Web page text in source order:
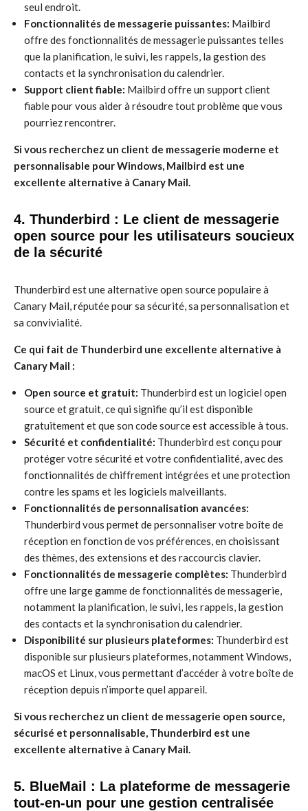
seul endroit.
Fonctionnalités de messagerie puissantes: Mailbird
offre des fonctionnalités de messagerie puissantes telles
que la planification, le suivi, les rappels, la gestion des
contacts et la synchronisation du calendrier.
Support client fiable: Mailbird offre un support client
fiable pour vous aider à résoudre tout problème que vous
pourriez rencontrer.
Si vous recherchez un client de messagerie moderne et
personnalisable pour Windows, Mailbird est une
excellente alternative à Canary Mail.
4. Thunderbird : Le client de messagerie
open source pour les utilisateurs soucieux
de la sécurité
Thunderbird est une alternative open source populaire à
Canary Mail, réputée pour sa sécurité, sa personnalisation et
sa convivialité.
Ce qui fait de Thunderbird une excellente alternative à
Canary Mail :
Open source et gratuit: Thunderbird est un logiciel open
source et gratuit, ce qui signifie qu’il est disponible
gratuitement et que son code source est accessible à tous.
Sécurité et confidentialité: Thunderbird est conçu pour
protéger votre sécurité et votre confidentialité, avec des
fonctionnalités de chiffrement intégrées et une protection
contre les spams et les logiciels malveillants.
Fonctionnalités de personnalisation avancées:
Thunderbird vous permet de personnaliser votre boîte de
réception en fonction de vos préférences, en choisissant
des thèmes, des extensions et des raccourcis clavier.
Fonctionnalités de messagerie complètes: Thunderbird
offre une large gamme de fonctionnalités de messagerie,
notamment la planification, le suivi, les rappels, la gestion
des contacts et la synchronisation du calendrier.
Disponibilité sur plusieurs plateformes: Thunderbird est
disponible sur plusieurs plateformes, notamment Windows,
macOS et Linux, vous permettant d’accéder à votre boîte de
réception depuis n’importe quel appareil.
Si vous recherchez un client de messagerie open source,
sécurisé et personnalisable, Thunderbird est une
excellente alternative à Canary Mail.
5. BlueMail : La plateforme de messagerie
tout-en-un pour une gestion centralisée